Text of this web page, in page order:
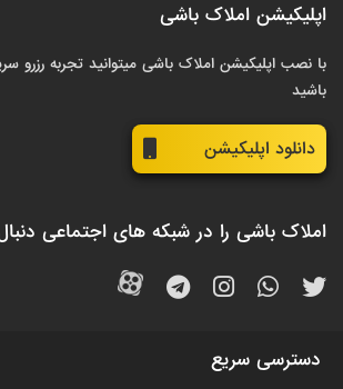
اپلیکیشن املاک باشی
با نصب اپلیکیشن املاک باشی میتوانید تجربه رزرو
باشید
دانلود اپلیکیشن
املاک باشی را در شبکه های اجتماعی
دسترسی سریع